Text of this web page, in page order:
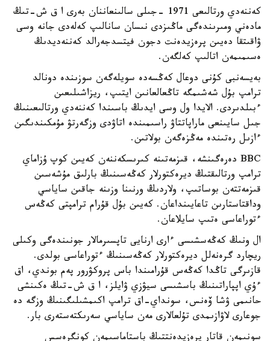
كەننەدي ورتالىعى 1971 -جىلى سالىنعاننان بەرى ا ق ش-تىڭ
مادەني ومىرىندەگى ماڭىزدى نىسان سانالىپ كەلەدى جانە وسى
ۋاقىتقا دەيىن پرەزيدەنت دجون فيتسدجەرالد كەننەديدىڭ
ەسىمىمەن اتالىپ كەلگەن.
بەيسەنبى كۇنى دوعال كەڭسەدە سويلەگەن سوزىندە دونالد
ترامپ بۇل شەشىمگە تاڭعالعانىن ايتىپ، ريزاشىلىعىن
ءبىلدىردى. الايدا ول وسى ايدىڭ باسىندا كەننەدي ورتالىعىنىڭ
جىل سايىنعى ماراپاتتاۋ راسىمىندە اتاۋدى وزگەرتۋ مۇمكىندىگىن
ءازىل رەتىندە مەڭزەگەن بولاتىن.
BBC دەرەگىنشە، قىزمەتىنە كىرىسكەننەن كەيىن كوپ ۇزاماي
ترامپ ورتالىقتىڭ ديرەكتورلار كەڭەسىنىڭ بارلىق مۇشەسىن
قىزمەتتەن بوساتىپ، ولاردىڭ ورنىنا وزىنە جاقىن ساياسي
وداقتاستارىن تاعايىنداعان. كەيىن بۇل قۇرام ترامپتى كەڭەس
ءتوراعاسى ەتىپ سايلاعان.
ال ونىڭ كەڭەسشىسى ءارى ارنايى تاپسىرمالار جونىندەگى وكىلى
ريچارد گرەنەلل ديرەكتورلار كەڭەسىنىڭ ءتوراعاسى بولدى.
قازىرگى تاڭدا كەڭەس قۇرامىندا باس پروكۋرور پەم بوندي، اق
ءۇي اپپاراتىنىڭ باسشىسى سيۋزي ۋايلز، ا ق ش-تىڭ ەكىنشى
حانىمى ۋشا ۆەنس، سونداي-اق ترامپ اكىمشىلىگىنىڭ وزگە دە
جوعارى لاۋازىمدى تۇلعالارى مەن ساياسي سەرىكتەستەرى بار.